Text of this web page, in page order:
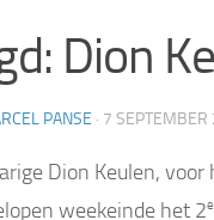
Dion
PANSE · 7
Dion Keulen, voor
weekeinde het 2e